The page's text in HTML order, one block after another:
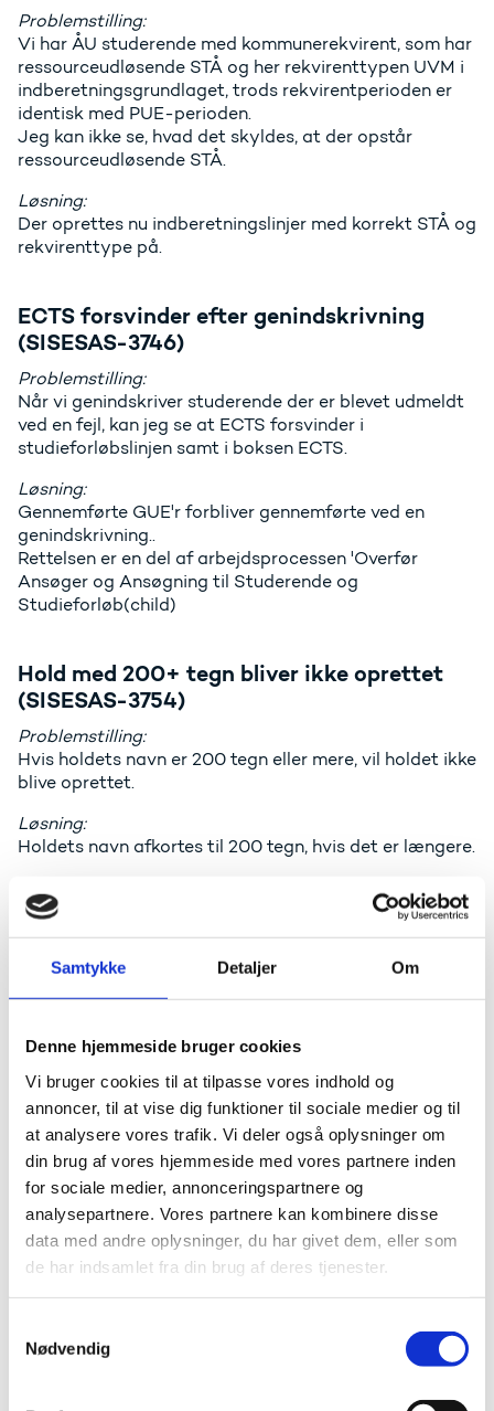
Samtykke Detaljer Om
Denne hjemmeside bruger cookies
Vi bruger cookies til at tilpasse vores indhold og
annoncer, til at vise dig funktioner til sociale medier og til
at analysere vores trafik. Vi deler også oplysninger om
din brug af vores hjemmeside med vores partnere inden
for sociale medier, annonceringspartnere og
analysepartnere. Vores partnere kan kombinere disse
data med andre oplysninger, du har givet dem, eller som
de har indsamlet fra din brug af deres tjenester.
Nødvendig
Problemstilling:
Vi har ÅU studerende med kommunerekvirent, som har
ressourceudløsende STÅ og her rekvirenttypen UVM i
indberetningsgrundlaget, trods rekvirentperioden er
identisk med PUE-perioden.
Jeg kan ikke se, hvad det skyldes, at der opstår
ressourceudløsende STÅ.
Løsning:
Der oprettes nu indberetningslinjer med korrekt STÅ og
rekvirenttype på.
ECTS forsvinder efter genindskrivning
(SISESAS-3746)
Problemstilling:
Når vi genindskriver studerende der er blevet udmeldt
ved en fejl, kan jeg se at ECTS forsvinder i
studieforløbslinjen samt i boksen ECTS.
Løsning:
Gennemførte GUE'r forbliver gennemførte ved en
genindskrivning..
Rettelsen er en del af arbejdsprocessen 'Overfør
Ansøger og Ansøgning til Studerende og
Studieforløb(child)
Hold med 200+ tegn bliver ikke oprettet
(SISESAS-3754)
Problemstilling:
Hvis holdets navn er 200 tegn eller mere, vil holdet ikke
blive oprettet.
Løsning:
Holdets navn afkortes til 200 tegn, hvis det er længere.
Fejl - for mange felter ved
adgangsgrundlag (SISESAS-3769)
Problemstilling:
Efter deployet i går, bliver alle felter vist ved
hvilket adgangsgrundlag man vælger. Det er ikke alle
felter der er relevante ved alle typer at
adgangsgrundlag og derfor var der før forskel på,
hvilke felter der bliver vist. Det er meget forstyrrende
at alle felter nu fremgår.
Løsning:
Ændret tilbage som det var før deploy.
nemStudie: Tillader automatisk
oversættelse i browsere (SISESAS-3770)
Nemstudie tillader aktuelt at en browser automatisk